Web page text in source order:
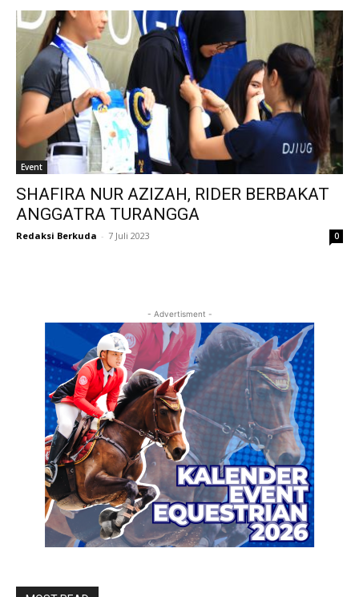
Event
SHAFIRA NUR AZIZAH, RIDER BERBAKAT
ANGGATRA TURANGGA
Redaksi Berkuda - 7 Juli 2023 0
- Advertisment -